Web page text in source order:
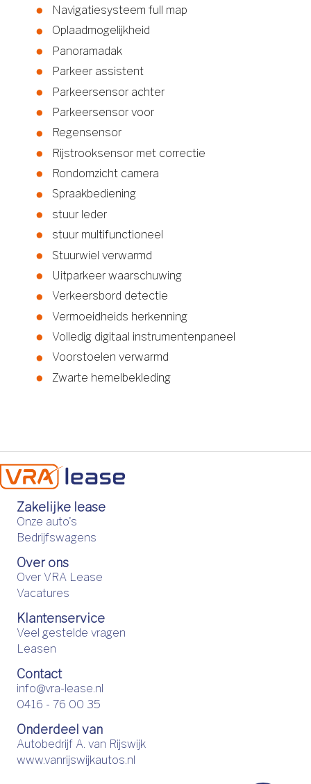
Navigatiesysteem full map
Oplaadmogelijkheid
Panoramadak
Parkeer assistent
Parkeersensor achter
Parkeersensor voor
Regensensor
Rijstrooksensor met correctie
Rondomzicht camera
Spraakbediening
stuur leder
stuur multifunctioneel
Stuurwiel verwarmd
Uitparkeer waarschuwing
Verkeersbord detectie
Vermoeidheids herkenning
Volledig digitaal instrumentenpaneel
Voorstoelen verwarmd
Zwarte hemelbekleding
Zakelijke lease
Onze auto's
Bedrijfswagens
Over ons
Over VRA Lease
Vacatures
Klantenservice
Veel gestelde vragen
Leasen
Contact
info@vra-lease.nl
0416 - 76 00 35
Onderdeel van
Autobedrijf A. van Rijswijk
www.vanrijswijkautos.nl